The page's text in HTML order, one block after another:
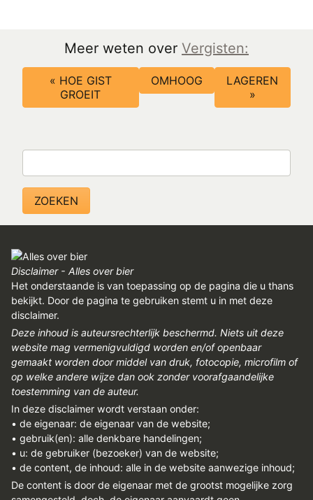
Meer weten over Vergisten:
Boeknavigatie-
links
voor
en
nagisting
« HOE GIST
GROEIT
OMHOOG
LAGEREN
»
Disclaimer - Alles over bier
Het onderstaande is van toepassing op de pagina die u thans
bekijkt. Door de pagina te gebruiken stemt u in met deze
disclaimer.
Deze inhoud is auteursrechterlijk beschermd. Niets uit deze
website mag vermenigvuldigd worden en/of openbaar
gemaakt worden door middel van druk, fotocopie, microfilm of
op welke andere wijze dan ook zonder voorafgaandelijke
toestemming van de auteur.
In deze disclaimer wordt verstaan onder:
• de eigenaar: de eigenaar van de website;
• gebruik(en): alle denkbare handelingen;
• u: de gebruiker (bezoeker) van de website;
• de content, de inhoud: alle in de website aanwezige inhoud;
De content is door de eigenaar met de grootst mogelijke zorg